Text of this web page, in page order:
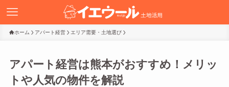
ホーム アパート経営 エリア需要・土地選び
アパート経営は熊本がおすすめ！メリッ
トや人気の物件を解説